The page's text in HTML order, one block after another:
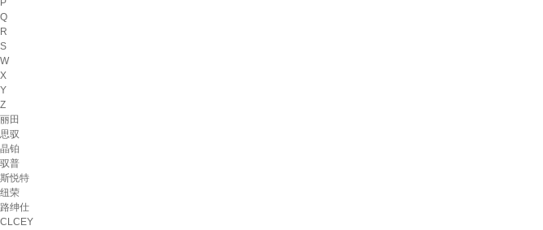
P
Q
R
S
W
X
Y
Z
丽田
思驭
晶铂
驭普
斯悦特
纽荣
路绅仕
CLCEY